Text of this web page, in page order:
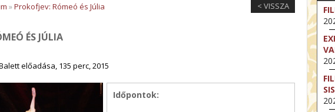
< VISSZA
»Prokofjev: Rómeó és Júlia
ÉS JÚLIA
előadása, 135 perc, 2015
Időpontok: